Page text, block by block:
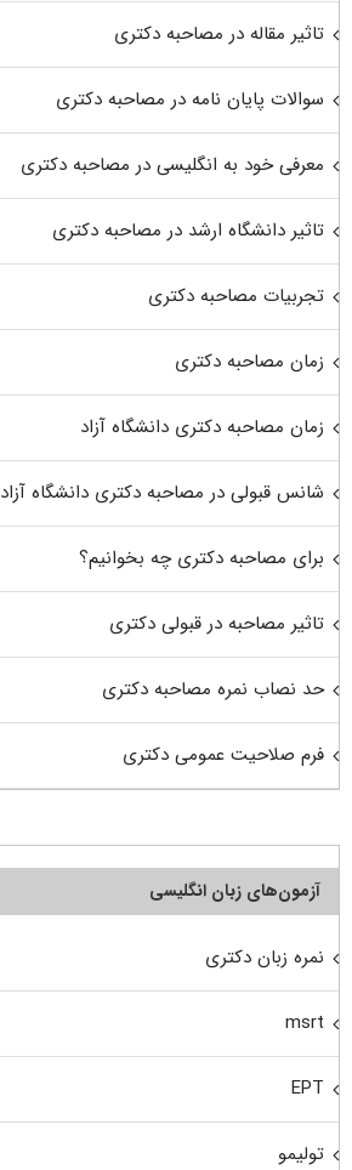
تاثیر مقاله در مصاحبه دکتری
سوالات پایان نامه در مصاحبه دکتری
معرفی خود به انگلیسی در مصاحبه دکتری
تاثیر دانشگاه ارشد در مصاحبه دکتری
تجربیات مصاحبه دکتری
زمان مصاحبه دکتری
زمان مصاحبه دکتری دانشگاه آزاد
شانس قبولی در مصاحبه دکتری دانشگاه آزاد
برای مصاحبه دکتری چه بخوانیم؟
تاثیر مصاحبه در قبولی دکتری
حد نصاب نمره مصاحبه دکتری
فرم صلاحیت عمومی دکتری
آزمون‌های زبان انگلیسی
نمره زبان دکتری
msrt
EPT
تولیمو